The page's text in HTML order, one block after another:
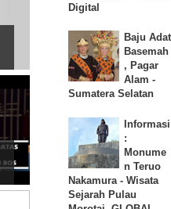
Digital
Baju Adat
Basemah
, Pagar
Alam -
Sumatera Selatan
Informasi
:
Monume
n Teruo
Nakamura - Wisata
Sejarah Pulau